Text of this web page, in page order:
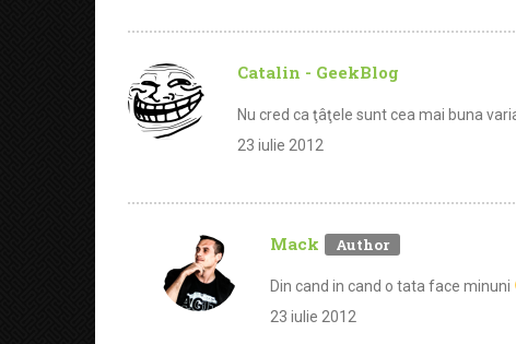
Catalin - GeekBlog
Nu cred ca ţâţele sunt cea mai buna
23 iulie 2012
Mack
Din cand in cand o tata face minuni
23 iulie 2012